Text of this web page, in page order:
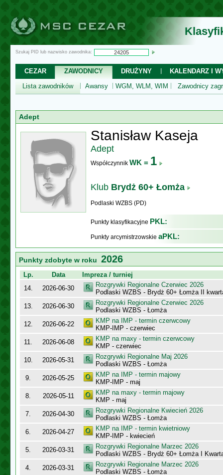
Szukaj PID lub nazwisko zawodnika:
CEZAR ZAWODNICY DRUŻYNY
KALENDARZ I
Lista zawodników
Awansy WGM, WLM, WIM Zawodnicy
Adept
Stanisław Kaseja
Adept
Współczynnik WK = 1
Klub Brydż 60+ Łomża
Podlaski WZBS (PD)
Punkty klasyfikacyjne PKL:
Punkty arcymistrzowskie aPKL:
Punkty zdobyte w roku 2026
Lp. Data
Impreza / turniej
14.
2026-06-30
Rozgrywki Regionalne Czerwiec 2026
Podlaski WZBS - Brydż 60+ Łomża II
13.
2026-06-30
Rozgrywki Regionalne Czerwiec 2026
Podlaski WZBS - Łomża
12.
2026-06-22
KMP na IMP - termin czerwcowy
KMP-IMP - czerwiec
11.
2026-06-08
KMP na maxy - termin czerwcowy
KMP - czerwiec
10.
2026-05-31
Rozgrywki Regionalne Maj 2026
Podlaski WZBS - Łomża
9.
2026-05-25
KMP na IMP - termin majowy
KMP-IMP - maj
8.
2026-05-11
KMP na maxy - termin majowy
KMP - maj
7.
2026-04-30
Rozgrywki Regionalne Kwiecień 2026
Podlaski WZBS - Łomża
6.
2026-04-27
KMP na IMP - termin kwietniowy
KMP-IMP - kwiecień
5.
2026-03-31
Rozgrywki Regionalne Marzec 2026
Podlaski WZBS - Brydż 60+ Łomża I
4.
2026-03-31
Rozgrywki Regionalne Marzec 2026
Podlaski WZBS - Łomża